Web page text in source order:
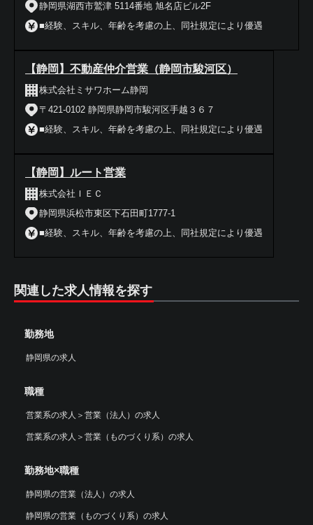
静岡県湖西市鷲津 5114番地 旭名店ビル2F
■経験、スキル、年齢を考慮の上、同社規定により優遇
【静岡】不動産仲介営業（静岡市駿河区）
株式会社ミサワホーム静岡
〒421-0102 静岡県静岡市駿河区手越３６７
■経験、スキル、年齢を考慮の上、同社規定により優遇
【静岡】ルート営業
株式会社ＩＥＣ
静岡県浜松市東区下石田町1777-1
■経験、スキル、年齢を考慮の上、同社規定により優遇
関連した求人情報を探す
勤務地
静岡県の求人
職種
営業系の求人 ＞ 営業（法人）の求人
営業系の求人 ＞ 営業（ものづくり系）の求人
勤務地×職種
静岡県の営業（法人）の求人
静岡県の営業（ものづくり系）の求人